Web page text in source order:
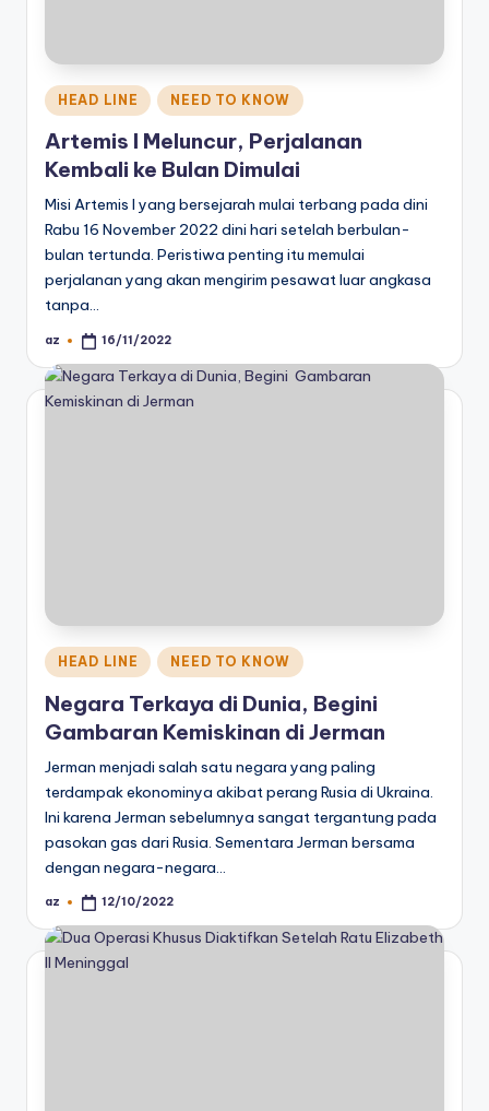
Posted
in
HEAD LINE NEED TO KNOW
Artemis I Meluncur, Perjalanan
Kembali ke Bulan Dimulai
Misi Artemis I yang bersejarah mulai terbang pada dini
Rabu 16 November 2022 dini hari setelah berbulan-
bulan tertunda. Peristiwa penting itu memulai
perjalanan yang akan mengirim pesawat luar angkasa
tanpa…
Posted
az 16/11/2022
Posted
in
HEAD LINE NEED TO KNOW
Negara Terkaya di Dunia, Begini
Gambaran Kemiskinan di Jerman
Jerman menjadi salah satu negara yang paling
terdampak ekonominya akibat perang Rusia di Ukraina.
Ini karena Jerman sebelumnya sangat tergantung pada
pasokan gas dari Rusia. Sementara Jerman bersama
dengan negara-negara…
Posted
az 12/10/2022